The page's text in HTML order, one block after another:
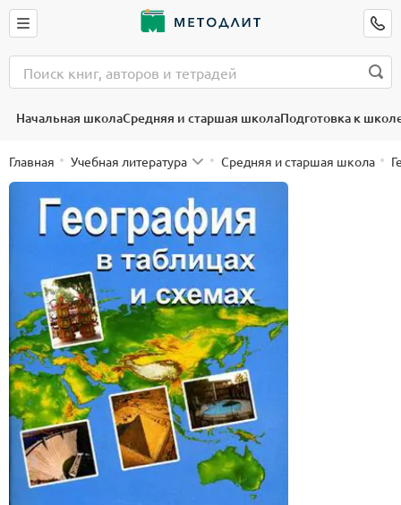
Начальная школаСредняя и старшая школаПодготовка к
Главная Учебная литература Средняя и старшая школа